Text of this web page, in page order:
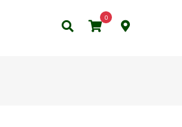
0